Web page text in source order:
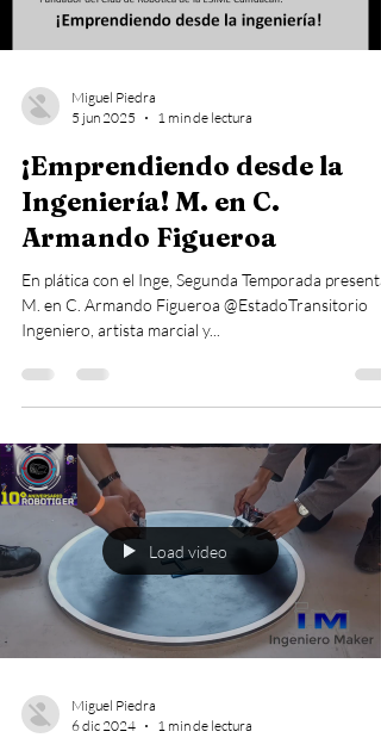
Miguel Piedra
5 jun 2025
1 min de lectura
¡Emprendiendo desde la
Ingeniería! M. en C.
Armando Figueroa
En plática con el Inge, Segunda Temporada presenta:
M. en C. Armando Figueroa @EstadoTransitorio
Ingeniero, artista marcial y...
Load video
Miguel Piedra
6 dic 2024
1 min de lectura